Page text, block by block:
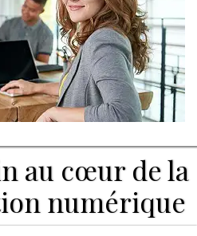
au cœur de la
numérique